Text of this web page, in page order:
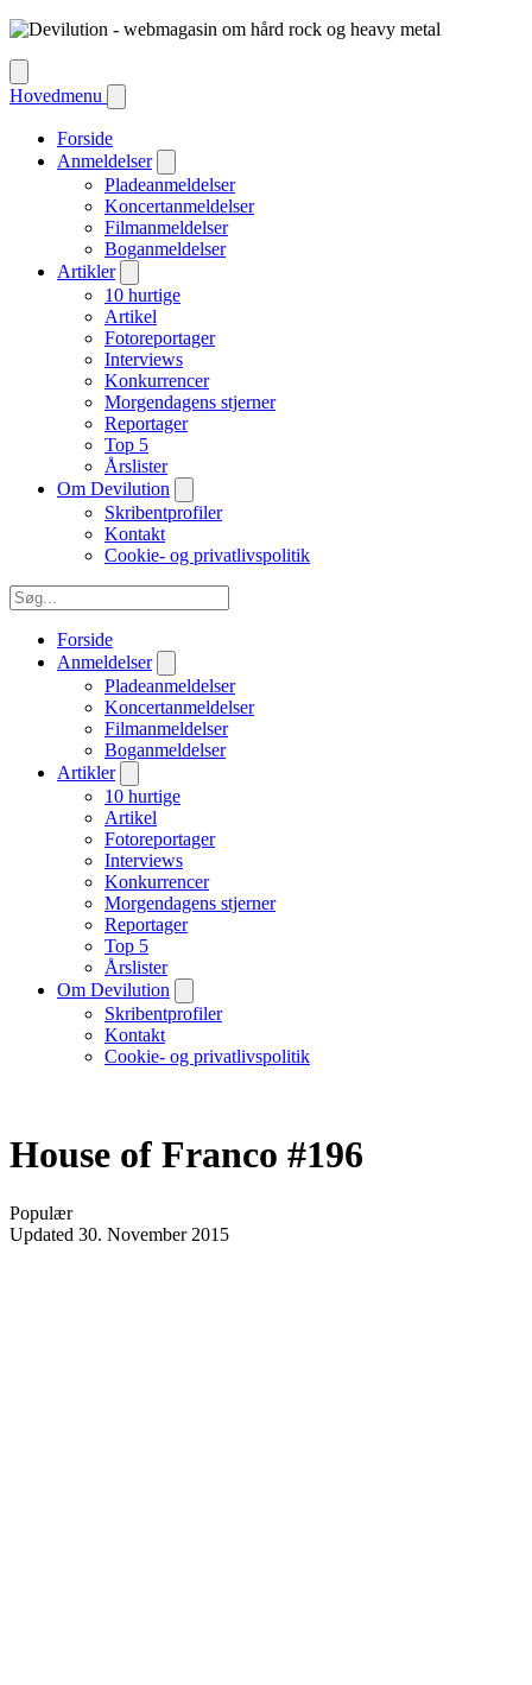
Hovedmenu
Forside
Anmeldelser
Pladeanmeldelser
Koncertanmeldelser
Filmanmeldelser
Boganmeldelser
Artikler
10 hurtige
Artikel
Fotoreportager
Interviews
Konkurrencer
Morgendagens stjerner
Reportager
Top 5
Årslister
Om Devilution
Skribentprofiler
Kontakt
Cookie- og privatlivspolitik
Forside
Anmeldelser
Pladeanmeldelser
Koncertanmeldelser
Filmanmeldelser
Boganmeldelser
Artikler
10 hurtige
Artikel
Fotoreportager
Interviews
Konkurrencer
Morgendagens stjerner
Reportager
Top 5
Årslister
Om Devilution
Skribentprofiler
Kontakt
Cookie- og privatlivspolitik
House of Franco #196
Populær
Updated 30. November 2015